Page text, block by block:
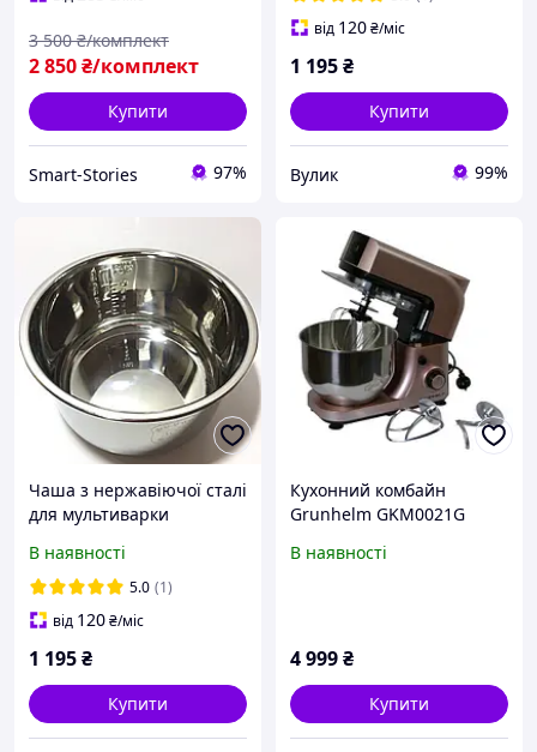
2 850₴/комплект
3 500 ₴/комплект
Купити
Smart-Stories 97%
від 120₴/міс
1 195₴
Купити
Вулик 99%
Чаша з нержавіючої сталі
для мультиварки
2021 року випуску) 5 л,
H=140 мм, (аналог RB-
C515)
В наявності
5.0 (1)
від 120₴/міс
1 195₴
Купити
Кухонний комбайн
Grunhelm GKM0021G
нержавіючої сталі 6
В наявності
4 999₴
Купити